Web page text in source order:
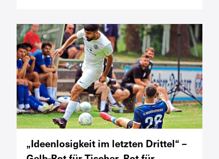
„Ideenlosigkeit im letzten Drittel“ –